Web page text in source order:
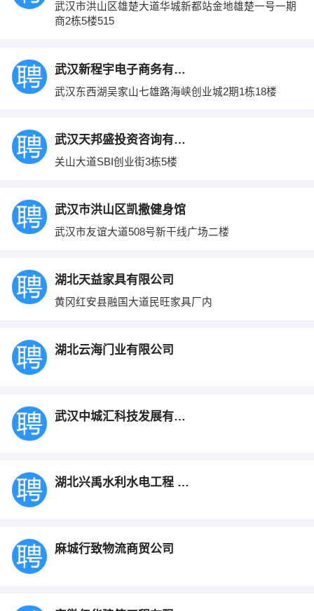
武汉市洪山区雄楚大道华城新都站金地雄楚一号一期
商2栋5楼515
武汉新程宇电子商务有限公司
武汉东西湖吴家山七雄路海峡创业城2期1栋18楼
武汉天邦盛投资咨询有限公司
关山大道SBI创业街3栋5楼
武汉市洪山区凯撒健身馆
武汉市友谊大道508号新干线广场二楼
湖北天益家具有限公司
黄冈红安县融国大道民旺家具厂内
湖北云海门业有限公司
武汉中城汇科技发展有限公司红安分公司
湖北兴禹水利水电工程 监理有限公司
麻城行致物流商贸公司